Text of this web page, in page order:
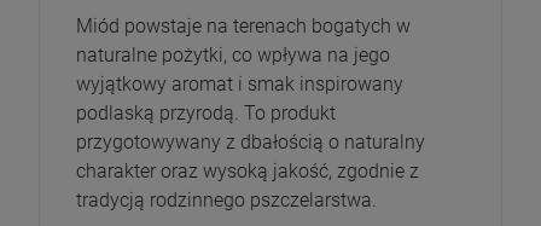
Miód powstaje na terenach bogatych w
naturalne pożytki, co wpływa na jego
wyjątkowy aromat i smak inspirowany
podlaską przyrodą. To produkt
przygotowywany z dbałością o naturalny
charakter oraz wysoką jakość, zgodnie z
tradycją rodzinnego pszczelarstwa.